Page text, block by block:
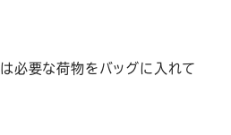
必要な荷物をバッグに入れて